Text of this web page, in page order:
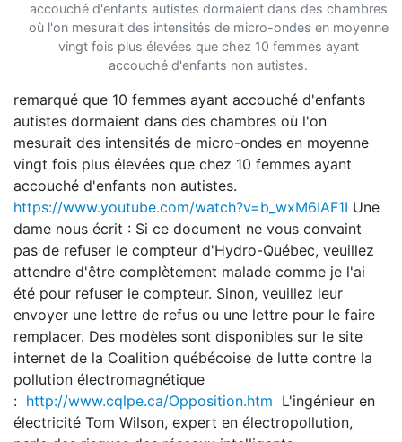
accouché d'enfants autistes dormaient dans des chambres
où l'on mesurait des intensités de micro-ondes en moyenne
vingt fois plus élevées que chez 10 femmes ayant
accouché d'enfants non autistes.
remarqué que 10 femmes ayant accouché d'enfants
autistes dormaient dans des chambres où l'on
mesurait des intensités de micro-ondes en moyenne
vingt fois plus élevées que chez 10 femmes ayant
accouché d'enfants non autistes.
https://www.youtube.com/watch?v=b_wxM6IAF1I Une
dame nous écrit : Si ce document ne vous convaint
pas de refuser le compteur d'Hydro-Québec, veuillez
attendre d'être complètement malade comme je l'ai
été pour refuser le compteur. Sinon, veuillez leur
envoyer une lettre de refus ou une lettre pour le faire
remplacer. Des modèles sont disponibles sur le site
internet de la Coalition québécoise de lutte contre la
pollution électromagnétique
: http://www.cqlpe.ca/Opposition.htm L'ingénieur en
électricité Tom Wilson, expert en électropollution,